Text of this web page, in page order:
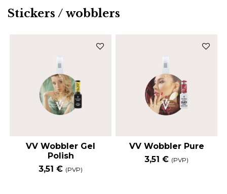
Stickers / wobblers
VV Wobbler Gel
Polish
3,51 € (PVP)
VV Wobbler Pure
3,51 € (PVP)